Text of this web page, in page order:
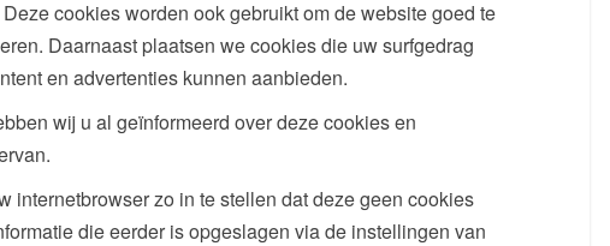
cookies worden ook gebruikt om de website goed te
Daarnaast plaatsen we cookies die uw surfgedrag
en advertenties kunnen aanbieden.
wij u al geïnformeerd over deze cookies en
internetbrowser zo in te stellen dat deze geen cookies
die eerder is opgeslagen via de instellingen van